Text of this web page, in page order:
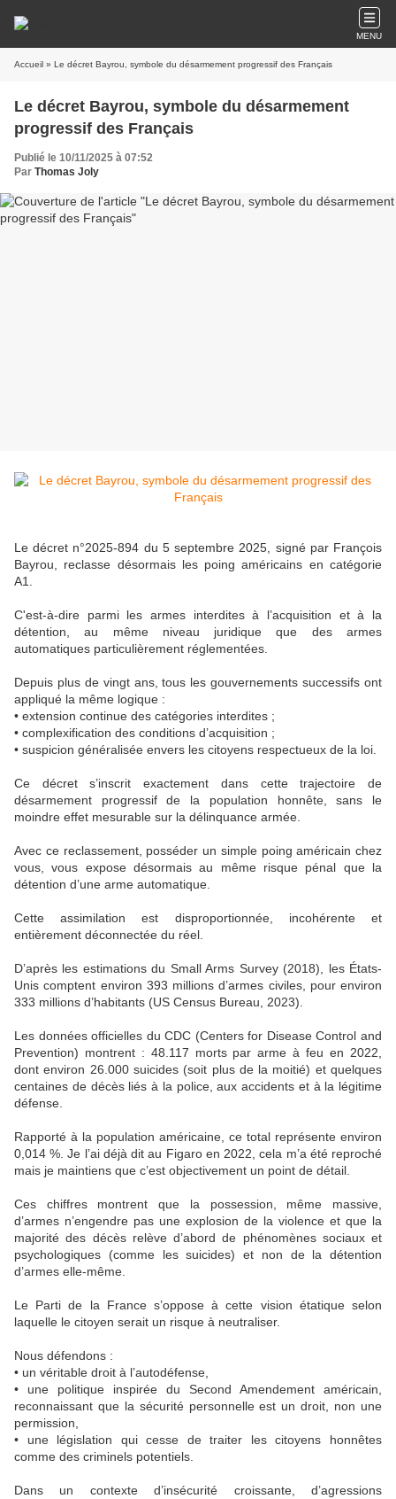
MENU
Accueil » Le décret Bayrou, symbole du désarmement progressif des Français
Le décret Bayrou, symbole du désarmement
progressif des Français
Publié le 10/11/2025 à 07:52
Par Thomas Joly
Le décret n°2025-894 du 5 septembre 2025, signé par François
Bayrou, reclasse désormais les poing américains en catégorie
A1.
C'est-à-dire parmi les armes interdites à l’acquisition et à la
détention, au même niveau juridique que des armes
automatiques particulièrement réglementées.
Depuis plus de vingt ans, tous les gouvernements successifs ont
appliqué la même logique :
• extension continue des catégories interdites ;
• complexification des conditions d’acquisition ;
• suspicion généralisée envers les citoyens respectueux de la loi.
Ce décret s’inscrit exactement dans cette trajectoire de
désarmement progressif de la population honnête, sans le
moindre effet mesurable sur la délinquance armée.
Avec ce reclassement, posséder un simple poing américain chez
vous, vous expose désormais au même risque pénal que la
détention d’une arme automatique.
Cette assimilation est disproportionnée, incohérente et
entièrement déconnectée du réel.
D’après les estimations du Small Arms Survey (2018), les États-
Unis comptent environ 393 millions d’armes civiles, pour environ
333 millions d’habitants (US Census Bureau, 2023).
Les données officielles du CDC (Centers for Disease Control and
Prevention) montrent : 48.117 morts par arme à feu en 2022,
dont environ 26.000 suicides (soit plus de la moitié) et quelques
centaines de décès liés à la police, aux accidents et à la légitime
défense.
Rapporté à la population américaine, ce total représente environ
0,014 %. Je l’ai déjà dit au Figaro en 2022, cela m’a été reproché
mais je maintiens que c’est objectivement un point de détail.
Ces chiffres montrent que la possession, même massive,
d’armes n’engendre pas une explosion de la violence et que la
majorité des décès relève d’abord de phénomènes sociaux et
psychologiques (comme les suicides) et non de la détention
d’armes elle-même.
Le Parti de la France s’oppose à cette vision étatique selon
laquelle le citoyen serait un risque à neutraliser.
Nous défendons :
• un véritable droit à l’autodéfense,
• une politique inspirée du Second Amendement américain,
reconnaissant que la sécurité personnelle est un droit, non une
permission,
• une législation qui cesse de traiter les citoyens honnêtes
comme des criminels potentiels.
Dans un contexte d’insécurité croissante, d’agressions